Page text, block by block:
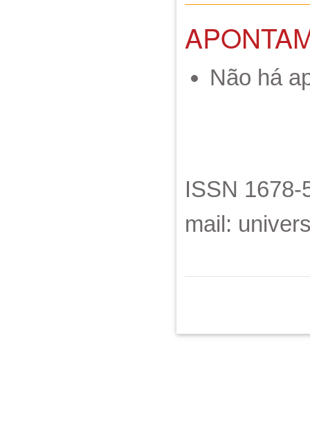
Não há
ISSN
mail: